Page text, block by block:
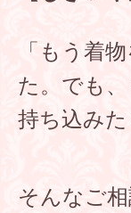
「もう着
た。でも
持ち込みた
そんなご